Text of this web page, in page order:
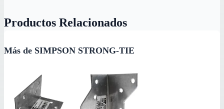
Productos Relacionados
Más de SIMPSON STRONG-TIE